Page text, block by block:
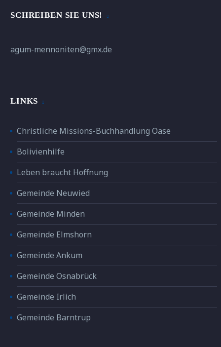
SCHREIBEN SIE UNS!
agum-mennoniten@gmx.de
LINKS
Christliche Missions-Buchhandlung Oase
Bolivienhilfe
Leben braucht Hoffnung
Gemeinde Neuwied
Gemeinde Minden
Gemeinde Elmshorn
Gemeinde Ankum
Gemeinde Osnabrück
Gemeinde Irlich
Gemeinde Barntrup